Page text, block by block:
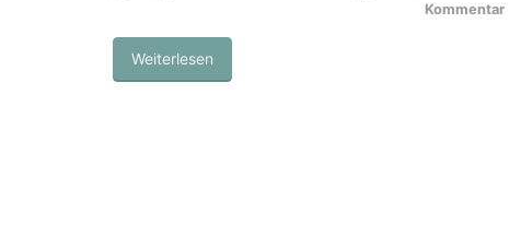
Kommentar
Weiterlesen